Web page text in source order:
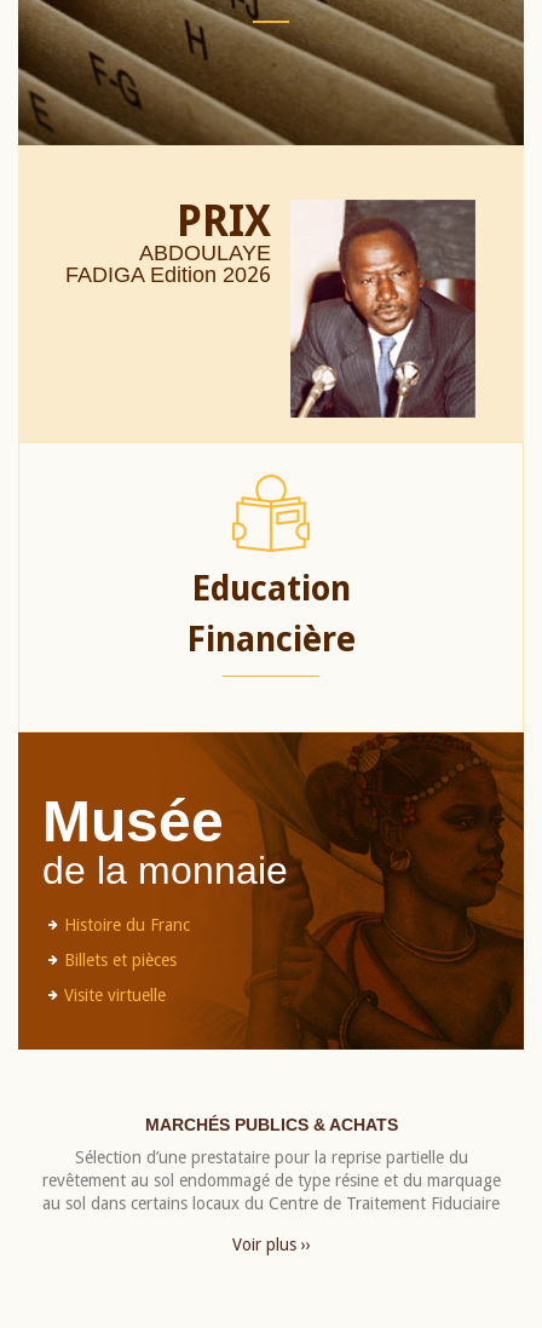
PRIX
ABDOULAYE
FADIGA Edition 2026
Education
Financière
Musée
de la monnaie
Histoire du Franc
Billets et pièces
Visite virtuelle
MARCHÉS PUBLICS & ACHATS
Sélection d’une prestataire pour la reprise partielle du
revêtement au sol endommagé de type résine et du marquage
au sol dans certains locaux du Centre de Traitement Fiduciaire
Voir plus ››